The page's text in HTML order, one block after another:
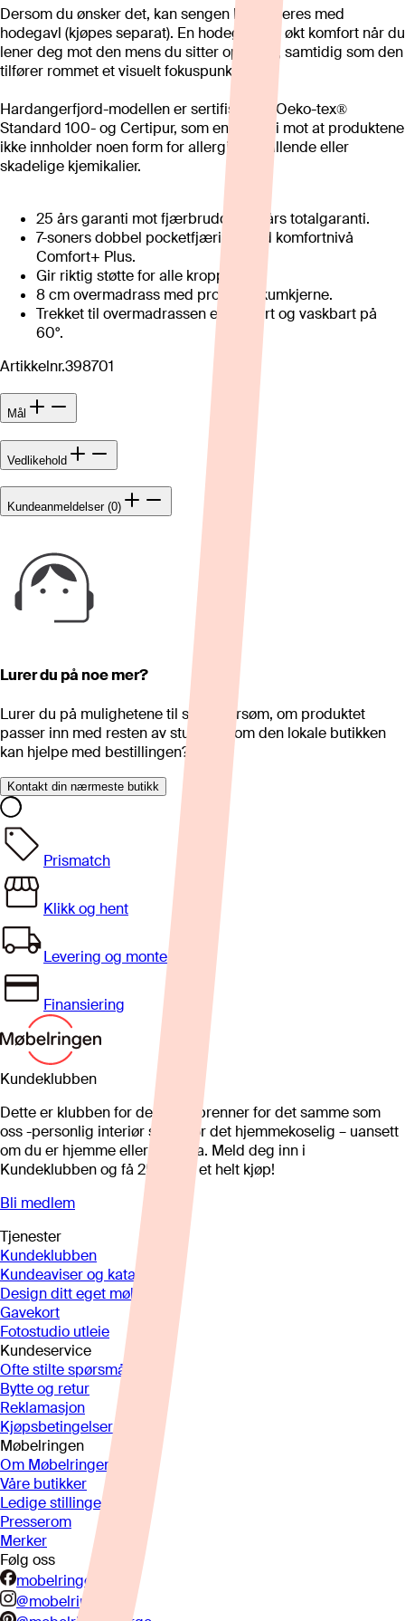
Dersom du ønsker det, kan sengen kombineres med
hodegavl (kjøpes separat). En hodegavl gir økt komfort når du
lener deg mot den mens du sitter oppreist, samtidig som den
tilfører rommet et visuelt fokuspunkt.
Hardangerfjord-modellen er sertifisert av Oeko-tex®
Standard 100- og Certipur, som en garanti mot at produktene
ikke innholder noen form for allergifremkallende eller
skadelige kjemikalier.
25 års garanti mot fjærbrudd og 5 års totalgaranti.
7-soners dobbel pocketfjæring med komfortnivå
Comfort+ Plus.
Gir riktig støtte for alle kroppstyper.
8 cm overmadrass med profilert skumkjerne.
Trekket til overmadrassen er delbart og vaskbart på
60°.
Artikkelnr.398701
Mål
Vedlikehold
Kundeanmeldelser (0)
Lurer du på noe mer?
Lurer du på mulighetene til skreddersøm, om produktet
passer inn med resten av stua eller om den lokale butikken
kan hjelpe med bestillingen?
Kontakt din nærmeste butikk
Prismatch
Klikk og hent
Levering og montering
Finansiering
Kundeklubben
Dette er klubben for deg som brenner for det samme som
oss -personlig interiør som gjør det hjemmekoselig – uansett
om du er hjemme eller på hytta. Meld deg inn i
Kundeklubben og få 25%* på et helt kjøp!
Bli medlem
Tjenester
Kundeklubben
Kundeaviser og kataloger
Design ditt eget møbel
Gavekort
Fotostudio utleie
Kundeservice
Ofte stilte spørsmål
Bytte og retur
Reklamasjon
Kjøpsbetingelser
Møbelringen
Om Møbelringen
Våre butikker
Ledige stillinger
Presserom
Merker
Følg oss
mobelringen.no
@mobelringen